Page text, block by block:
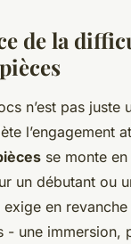
de la
n’est pas juste
l’engagement
se monte
un débutant ou
exige en
- une immersion,